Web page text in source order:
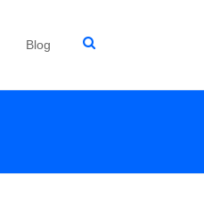
Blog